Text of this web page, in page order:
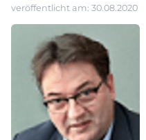
veröffentlicht am: 30.08.2020